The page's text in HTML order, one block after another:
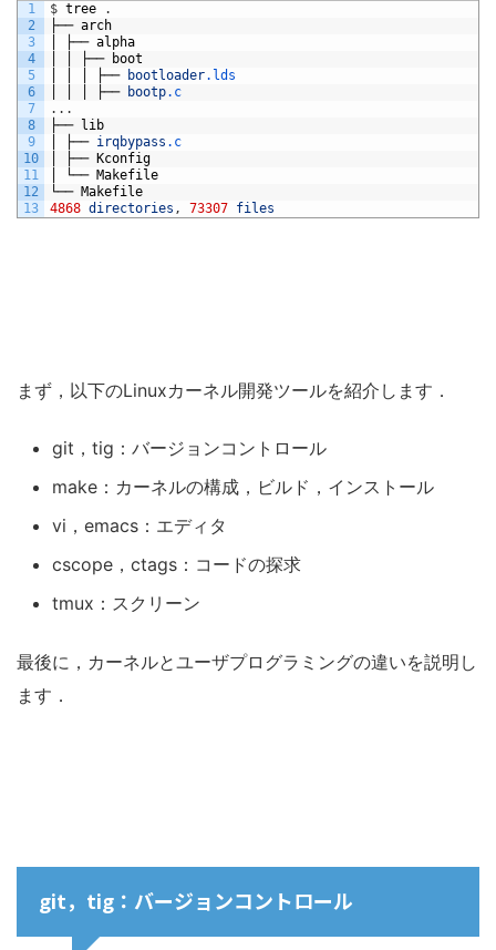
1
2
3
4
5
6
7
8
9
10
11
12
13
$ tree
.
├── arch
├── alpha
├──
boot
├── bootloader.lds
├── bootp.c
. . .
├──
lib
├── irqbypass .c
├──
Kconfig
└── Makefile
└── Makefile
4868 directories , 73307 files
まず，以下のLinuxカーネル開発ツールを紹介します．
git，tig：バージョンコントロール
make：カーネルの構成，ビルド，インストール
vi，emacs：エディタ
cscope，ctags：コードの探求
tmux：スクリーン
最後に，カーネルとユーザプログラミングの違いを説明し
ます．
git，tig：バージョンコントロール